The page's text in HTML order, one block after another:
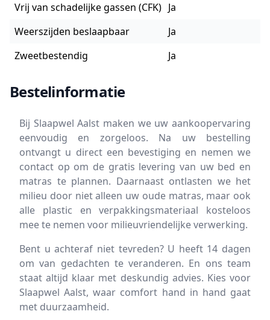
Vrij van schadelijke gassen (CFK) Ja
Weerszijden beslaapbaar
Ja
Zweetbestendig
Ja
Bestelinformatie
Bij Slaapwel Aalst maken we uw aankoopervaring
eenvoudig en zorgeloos. Na uw bestelling
ontvangt u direct een bevestiging en nemen we
contact op om de gratis levering van uw bed en
matras te plannen. Daarnaast ontlasten we het
milieu door niet alleen uw oude matras, maar ook
alle plastic en verpakkingsmateriaal kosteloos
mee te nemen voor milieuvriendelijke verwerking.
Bent u achteraf niet tevreden? U heeft 14 dagen
om van gedachten te veranderen. En ons team
staat altijd klaar met deskundig advies. Kies voor
Slaapwel Aalst, waar comfort hand in hand gaat
met duurzaamheid.